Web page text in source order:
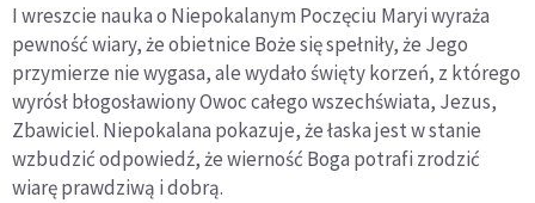
I wreszcie nauka o Niepokalanym Poczęciu Maryi wyraża
pewność wiary, że obietnice Boże się spełniły, że Jego
przymierze nie wygasa, ale wydało święty korzeń, z którego
wyrósł błogosławiony Owoc całego wszechświata, Jezus,
Zbawiciel. Niepokalana pokazuje, że łaska jest w stanie
wzbudzić odpowiedź, że wierność Boga potrafi zrodzić
wiarę prawdziwą i dobrą.